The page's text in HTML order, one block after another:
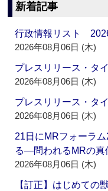
新着記事
行政情報リスト
2026年08月06日 (木)
プレスリリース・タ
2026年08月06日 (木)
プレスリリース・タ
2026年08月06日 (木)
21日にMRフォーラ
る―問われるMRの
2026年08月06日 (木)
【訂正】はじめて